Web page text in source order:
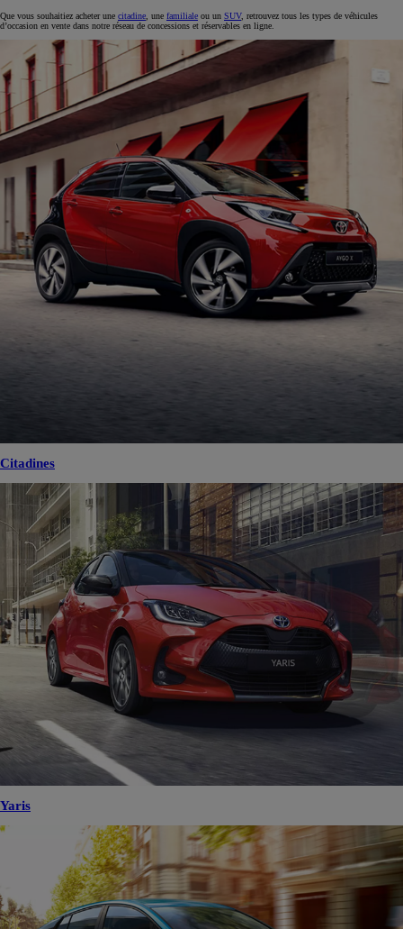
Que vous souhaitiez acheter une citadine , une familiale ou un SUV, retrouvez tous les types de véhicules
d’occasion en vente dans notre réseau de concessions et réservables en ligne.
Citadines
Yaris